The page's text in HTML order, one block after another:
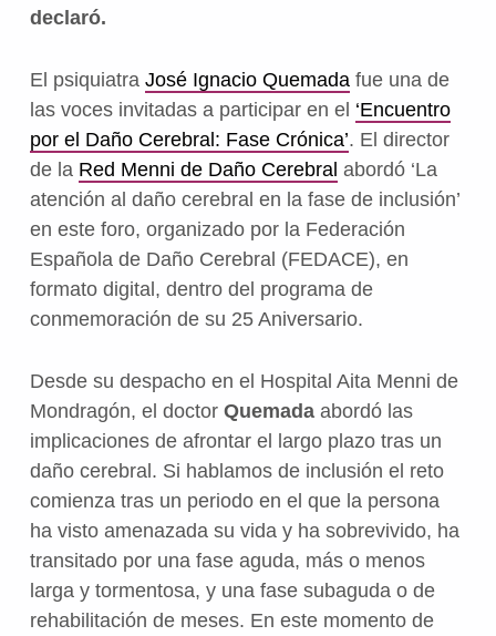
declaró.
El psiquiatra José Ignacio Quemadafue una de
las voces invitadas a participar en el ‘Encuentro
por el Daño Cerebral: Fase Crónica’. El director
de la Red Menni de Daño Cerebral abordó ‘La
atención al daño cerebral en la fase de inclusión’
en este foro, organizado por la Federación
Española de Daño Cerebral (FEDACE), en
formato digital, dentro del programa de
conmemoración de su 25 Aniversario.
Desde su despacho en el Hospital Aita Menni de
Mondragón, el doctor Quemadaabordó las
implicaciones de afrontar el largo plazo tras un
daño cerebral. Si hablamos de inclusión el reto
comienza tras un periodo en el que la persona
ha visto amenazada su vida y ha sobrevivido, ha
transitado por una fase aguda, más o menos
larga y tormentosa, y una fase subaguda o de
rehabilitación de meses. En este momento de